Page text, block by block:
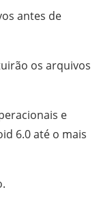
antes de
os arquivos
e
6.0 até o mais